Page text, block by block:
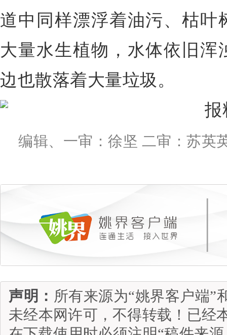
道中同样漂浮着油污、枯叶
大量水生植物，水体依旧浑
边也散落着大量垃圾。
编辑、一审：徐坚 二审：苏英
声明： 所有来源为“姚界客户端”
未经本网许可，不得转载！已经